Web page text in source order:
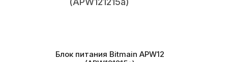
Блок питания Bitmain APW12